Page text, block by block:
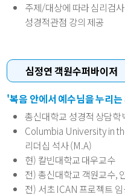
주제/대상에 따라 심리검
성경적관점 강의 제공
심정연 객원수퍼바이저
'복음 안에서 예수님을 누리
총신대학교 성경적 상담학
Columbia University in
리더십 석사 (M.A)
현) 칼빈대학교 대우교수
전) 총신대학교 객원교수,
전) 서초 ICAN 프로젝트